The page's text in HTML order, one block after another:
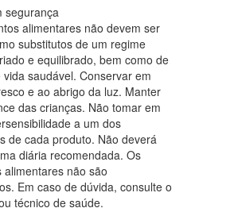
segurança
alimentares não devem ser
substitutos de um regime
e equilibrado, bem como de
saudável. Conservar em
e ao abrigo da luz. Manter
das crianças. Não tomar em
a um dos
de cada produto. Não deverá
diária recomendada. Os
alimentares não são
Em caso de dúvida, consulte o
técnico de saúde.